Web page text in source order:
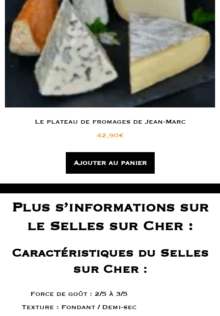
Le plateau de fromages de Jean-Marc
42,90€
Ajouter au panier
Plus s’informations sur
le Selles sur Cher :
Caractéristiques du Selles
sur Cher :
Force de goût : 2/5 à 3/5
Texture : Fondant / Demi-sec